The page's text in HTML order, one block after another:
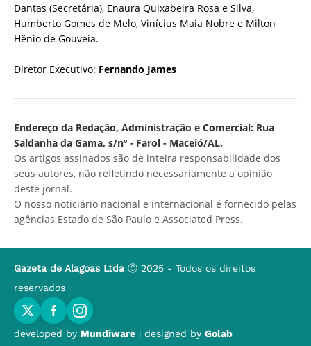
Dantas (Secretária), Enaura Quixabeira Rosa e Silva,
Humberto Gomes de Melo, Vinícius Maia Nobre e Milton
Hênio de Gouveia.
Diretor Executivo: Fernando James
Endereço da Redação, Administração e Comercial: Rua
Saldanha da Gama, s/nº - Farol - Maceió/AL.
Os artigos assinados são de inteira responsabilidade dos
seus autores, não refletindo necessariamente a opinião
deste jornal.
O nosso noticiário nacional e internacional é fornecido pelas
agências Estado de São Paulo e Associated Press.
Gazeta de Alagoas Ltda Ⓒ 2025 - Todos os direitos
reservados
developed by Mundiware | designed by Golab